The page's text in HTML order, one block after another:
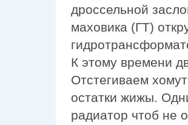
дроссельной
маховика (ГТ)
К этому времени
Отстегиваем
остатки жижы.
радиатор чтоб не